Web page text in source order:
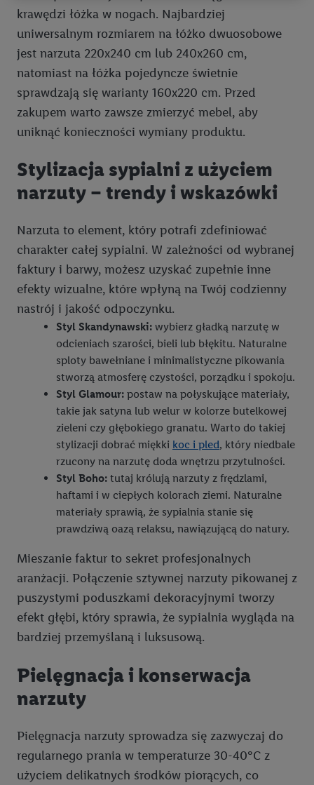
krawędzi łóżka w nogach. Najbardziej
uniwersalnym rozmiarem na łóżko dwuosobowe
jest narzuta 220x240 cm lub 240x260 cm,
natomiast na łóżka pojedyncze świetnie
sprawdzają się warianty 160x220 cm. Przed
zakupem warto zawsze zmierzyć mebel, aby
uniknąć konieczności wymiany produktu.
Stylizacja sypialni z użyciem
narzuty – trendy i wskazówki
Narzuta to element, który potrafi zdefiniować
charakter całej sypialni. W zależności od wybranej
faktury i barwy, możesz uzyskać zupełnie inne
efekty wizualne, które wpłyną na Twój codzienny
nastrój i jakość odpoczynku.
Styl Skandynawski: wybierz gładką narzutę w
odcieniach szarości, bieli lub błękitu. Naturalne
sploty bawełniane i minimalistyczne pikowania
stworzą atmosferę czystości, porządku i spokoju.
Styl Glamour: postaw na połyskujące materiały,
takie jak satyna lub welur w kolorze butelkowej
zieleni czy głębokiego granatu. Warto do takiej
stylizacji dobrać miękki koc i pled, który niedbale
rzucony na narzutę doda wnętrzu przytulności.
Styl Boho: tutaj królują narzuty z frędzlami,
haftami i w ciepłych kolorach ziemi. Naturalne
materiały sprawią, że sypialnia stanie się
prawdziwą oazą relaksu, nawiązującą do natury.
Mieszanie faktur to sekret profesjonalnych
aranżacji. Połączenie sztywnej narzuty pikowanej z
puszystymi poduszkami dekoracyjnymi tworzy
efekt głębi, który sprawia, że sypialnia wygląda na
bardziej przemyślaną i luksusową.
Pielęgnacja i konserwacja
narzuty
Pielęgnacja narzuty sprowadza się zazwyczaj do
regularnego prania w temperaturze 30-40°C z
użyciem delikatnych środków piorących, co
Przetwarzanie danych na potrzeby personalizacji reklam
odbywa się w celu kontrolowania naszych własnych reklam i
umożliwienia podmiotom trzecim wyświetlania treści
marketingowych poza usługami Lidl za pośrednictwem
urządzeń końcowych przypisanych do Państwa i członków
Państwa gospodarstwa domowego. Jeśli są Państwo
uczestnikami programu Lidl Plus, dane dotyczące Państwa
zachowań zakupowych w sklepie będą również przetwarzane
w tych celach. Ponadto dane dotyczące Państwa zachowań
wyżej wymienionych partnerów, aby mógł on analizować
statystyki kampanii reklamowych swoich klientówjako
niezależny administrator danych.
Tworzenie spersonalizowanych reklam opiera się na
generowaniu profili, które są również wzbogacane o dane z
innych usług. Obejmuje to łączenie danych (np. dotyczących
korzystania z usług Lidl, zachowań zakupowych w usługach
Lidl, informacji z konta klienta - np. wieku lub płci - a także
dokładnych danych dotyczących lokalizacji), również przez
różne urządzenia końcowe i usługi Lidl, w tym
przechowywanie lub uzyskiwanie dostępu do informacji na
urządzeniach końcowych w celu tworzenia grup docelowych
(tzw. segmentów). W związku z personalizacją treści
marketingowych, przetwarzanie odbywa się również w celu
pomiaru wydajności/skuteczności reklamy, badania grup
docelowych, opracowywania ofert oraz zapewnienia
bezpieczeństwa technicznego i optymalizacji wyświetlania
konkretnych treści.
Jeśli użytkownik wyrazi zgodę w tym miejscu, a następnie
utworzy konto Lidl Plus lub zaloguje się na istniejące konto
jako współadministratorzy - wspólnie z jednym z wyżej
wymienionych partnerów w celu utworzenia specjalnego
identyfikatora internetowego (tzw. EUID), który możemy
następnie wykorzystać w podobny sposób jak poniżej opisany
identyfikator Utiq SA/NV ("Utiq"), aby rozpoznać użytkownika
w usługach świadczonych przez podmioty trzecie i wyświetlać
partnerów wymienionych powyżej będziemy również jako
współadministratorzy przetwarzać adres e-mail użytkownika
w postaci zahashowanej.
Użytkownik upoważnia również firmę Utiq oraz operatora
siecitelekomunikacyjnejdo korzystania z technologii Utiq w
usługach Lidl. Utiq najpierw sprawdzi, czy technologia jest